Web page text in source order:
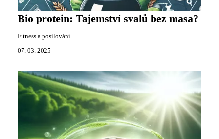
Bio protein: Tajemství svalů bez masa?
Fitness a posilování
07. 03. 2025